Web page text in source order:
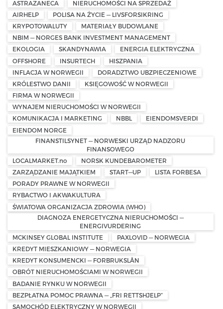
ASTRAZANECA
NIERUCHOMOŚCI NA SPRZEDAŻ
AIRHELP
POLISA NA ŻYCIE — LIVSFORSIKRING
KRYPOTOWALUTY
MATERIAŁY BUDOWLANE
NBIM — NORGES BANK INVESTMENT MANAGEMENT
EKOLOGIA
SKANDYNAWIA
ENERGIA ELEKTRYCZNA
OFFSHORE
INSURTECH
HISZPANIA
INFLACJA W NORWEGII
DORADZTWO UBZPIECZENIOWE
KRÓLESTWO DANII
KSIĘGOWOŚĆ W NORWEGII
FIRMA W NORWEGII
WYNAJEM NIERUCHOMOŚCI W NORWEGII
KOMUNIKACJA I MARKETING
NBBL
EIENDOMSVERDI
EIENDOM NORGE
FINANSTILSYNET — NORWESKI URZĄD NADZORU
FINANSOWEGO
LOCALMARKET.no
NORSK KUNDEBAROMETER
ZARZĄDZANIE MAJĄTKIEM
START—UP
LISTA FORBESA
PORADY PRAWNE W NORWEGII
RYBACTWO I AKWAKULTURA
ŚWIATOWA ORGANIZACJA ZDROWIA (WHO)
DIAGNOZA ENERGETYCZNA NIERUCHOMOŚCI —
ENERGIVURDERING
MCKINSEY GLOBAL INSTITUTE
PAXLOVID — NORWEGIA
KREDYT MIESZKANIOWY — NORWEGIA
KREDYT KONSUMENCKI — FORBRUKSLÅN
OBRÓT NIERUCHOMOŚCIAMI W NORWEGII
BADANIE RYNKU W NORWEGII
BEZPŁATNA POMOC PRAWNA — „FRI RETTSHJELP”
SAMOCHÓD ELEKTRYCZNY W NORWEGII